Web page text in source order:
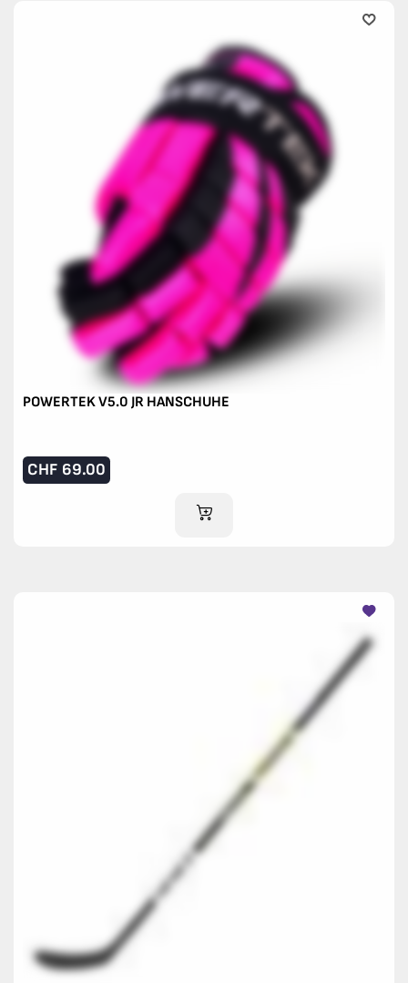
POWERTEK V5.0 JR HANSCHUHE
CHF 69.00
IM WARENKORB